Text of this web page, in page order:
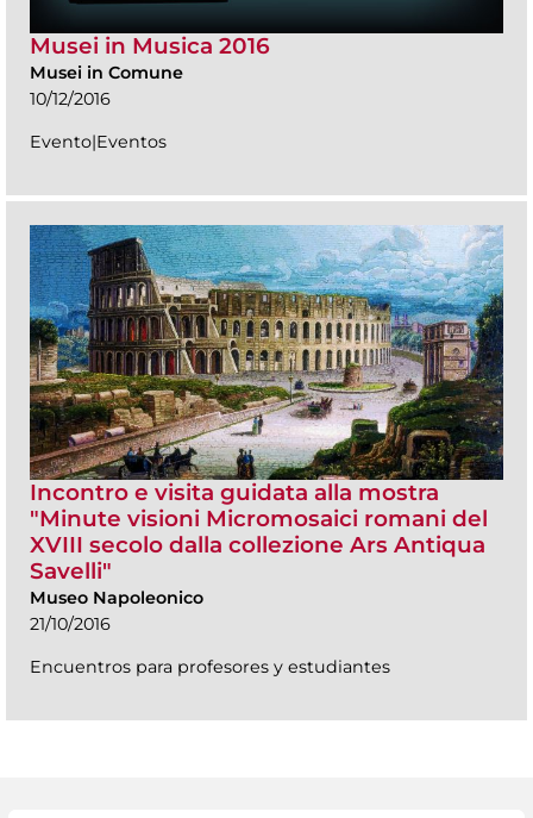
Musei in Musica 2016
Musei in Comune
10/12/2016
Evento|Eventos
Incontro e visita guidata alla mostra
"Minute visioni Micromosaici romani del
XVIII secolo dalla collezione Ars Antiqua
Savelli"
Museo Napoleonico
21/10/2016
Encuentros para profesores y estudiantes